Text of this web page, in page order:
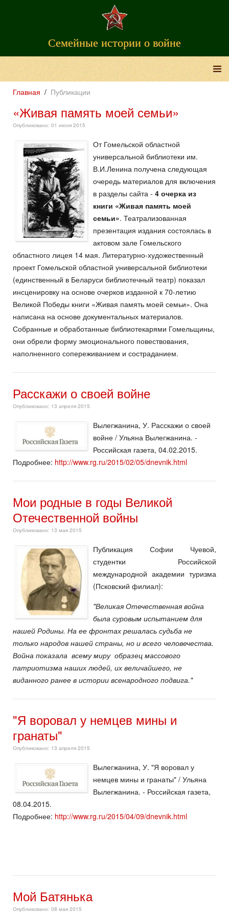
Семейные истории о войне
Главная Публикации
«Живая память моей семьи»
Опубликовано: 01 июня 2015
От Гомельской областной
универсальной библиотеки им.
В.И.Ленина получена следующая
очередь материалов для включения
в разделы сайта - 4 очерка из
книги «Живая память моей
семьи». Театрализованная
презентация издания состоялась в
актовом зале Гомельского
областного лицея 14 мая. Литературно-художественный
проект Гомельской областной универсальной библиотеки
(единственный в Беларуси библиотечный театр) показал
инсценировку на основе очерков изданной к 70-летию
Великой Победы книги «Живая память моей семьи». Она
написана на основе документальных материалов.
Собранные и обработанные библиотекарями Гомельщины,
они обрели форму эмоционального повествования,
наполненного сопереживанием и состраданием.
Расскажи о своей войне
Опубликовано: 13 апреля 2015
Вылегжанина, У. Расскажи о своей
войне / Ульяна Вылегжанина. -
Российская газета, 04.02.2015.
Подробнее: http://www.rg.ru/2015/02/05/dnevnik.html
Мои родные в годы Великой
Отечественной войны
Опубликовано: 13 мая 2015
Публикация Софии Чуевой,
студентки Российской
международной академии туризма
(Псковский филиал):
"Великая Отечественная война
была суровым испытанием для
нашей Родины. На ее фронтах решалась судьба не
только народов нашей страны, но и всего человечества.
Война показала всему миру образец массового
патриотизма наших людей, их величайшего, не
виданного ранее в истории всенародного подвига."
"Я воровал у немцев мины и
гранаты"
Опубликовано: 13 апреля 2015
Вылегжанина, У. "Я воровал у
немцев мины и гранаты" / Ульяна
Вылегжанина. - Российская газета,
08.04.2015.
Подробнее: http://www.rg.ru/2015/04/09/dnevnik.html
Мой Батянька
Опубликовано: 08 мая 2015